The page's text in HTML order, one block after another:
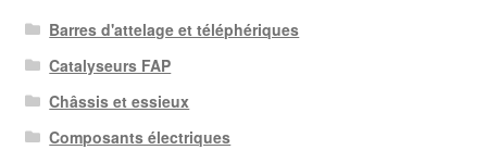
Barres d'attelage et téléphériques
Catalyseurs FAP
Châssis et essieux
Composants électriques